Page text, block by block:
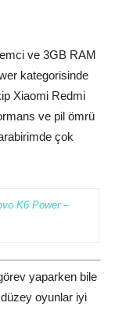
ve 3GB RAM
kategorisinde
Xiaomi Redmi
ve pil ömrü
çok
K6 Power –
yaparken bile
oyunlar iyi